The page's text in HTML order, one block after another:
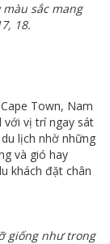
sắc mang
18.
Town, Nam
với vị trí ngay sát
lịch nhờ những
và gió hay
khách đặt chân
giống như trong